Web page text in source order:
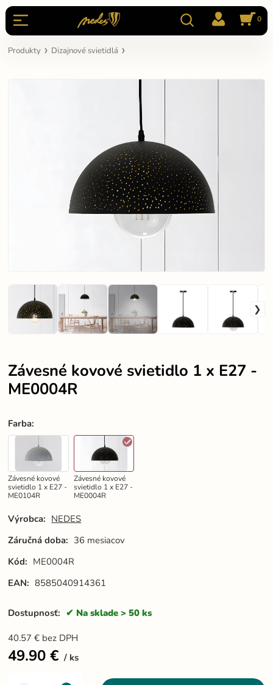
0
Produkty Dizajnové svietidlá
Závesné kovové svietidlo 1 x E27 -
ME0004R
Farba:
Závesné kovové
svietidlo 1 x E27 -
ME0104R
Závesné kovové
svietidlo 1 x E27 -
ME0004R
Výrobca: NEDES
Záručná doba: 36 mesiacov
Kód: ME0004R
EAN: 8585040914361
Dostupnosť: Na sklade > 50 ks
40.57 € bez DPH
49.90 € ks